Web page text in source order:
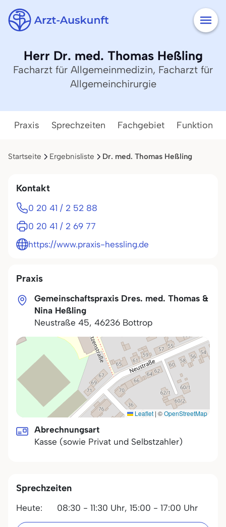
Herr Dr. med. Thomas Heßling
Facharzt für Allgemeinmedizin, Facharzt für
Allgemeinchirurgie
Praxis Sprechzeiten Fachgebiet Funktion
Startseite Ergebnisliste Dr. med. Thomas Heßling
Praxis
Gemeinschaftspraxis Dres. med. Thomas &
Nina Heßling
Neustraße 45, 46236 Bottrop
Leaflet | ©OpenStreetMap
Abrechnungsart
Kasse (sowie Privat und Selbstzahler)
Sprechzeiten
Heute: 08:30 - 11:30 Uhr, 15:00 - 17:00 Uhr
Kontakt
0 20 41 / 2 52 88
0 20 41 / 2 69 77
https://www.praxis-hessling.de